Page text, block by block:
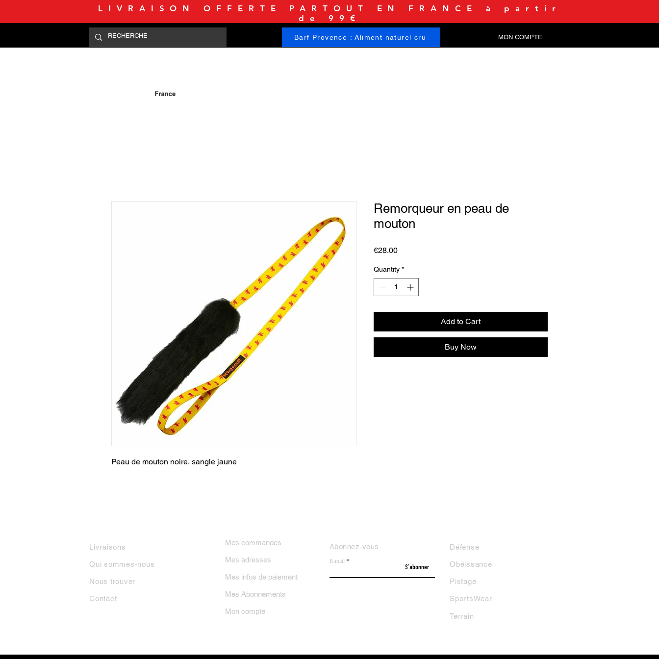
LIVRAISON OFFERTE PARTOUT EN FRANCE à partir
de 99€
Barf Provence : Aliment naturel cru MON COMPTE
Peau de mouton noire, sangle jaune
Remorqueur en peau de
mouton
€28.00Price
Quantity *
Add to Cart
Buy Now
Livraisons
Qui sommes-nous
Nous trouver
Contact
Abonnez-vous
E-mail
S'abonner
Défense
Obéissance
Pistage
SportsWear
Terrain
Mes commandes
Mes adresses
Mes infos de paiement
Mes Abonnements
Mon compte